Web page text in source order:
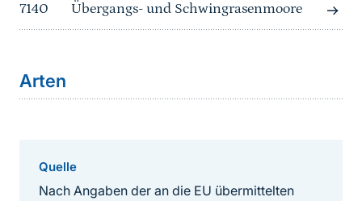
7140 Übergangs- und Schwingrasenmoore
Arten
Quelle
Nach Angaben der an die EU übermittelten